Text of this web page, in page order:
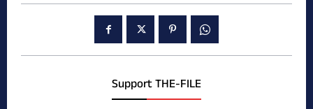
Support THE-FILE